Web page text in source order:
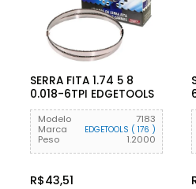
SERRA FITA 1.74 5 8
0.018-6TPI EDGETOOLS
Modelo
7183
Marca
EDGETOOLS ( 176 )
Peso 1.2000
R$43,51